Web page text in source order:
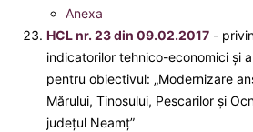
Anexa
HCL nr. 23 din 09.02.2017 -
indicatorilor tehnico-economici şi
pentru obiectivul: „Modernizare
Mărului, Tinosului, Pescarilor şi
judeţul Neamţ”